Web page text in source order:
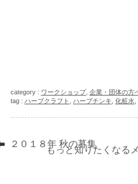
category : ワークショップ, 企業・団体の方
tag : ハーブクラフト ハーブチンキ 化粧水
２０１８年 秋の募集
もっと知りたくなる